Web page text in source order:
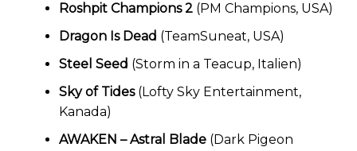
Roshpit Champions 2(PM Champions, USA)
Dragon Is Dead (TeamSuneat, USA)
Steel Seed (Storm in a Teacup, Italien)
Sky of Tides(Lofty Sky Entertainment,
Kanada)
AWAKEN – Astral Blade(Dark Pigeon